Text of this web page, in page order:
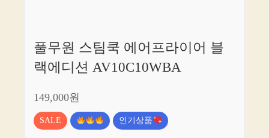
풀무원 스팀쿡 에어프라이어 블
랙에디션 AV10C10WBA
149,000원
SALE 인기상품